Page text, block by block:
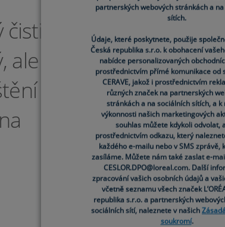
ale
a
partnerských webových stránkách a
sítích.
Údaje, které poskytnete, použije
Česká republika s.r.o. k obohacení
nabídce personalizovaných
prostřednictvím přímé komunikace od
CERAVE, jakož i prostřednictvím
různých značek na partnerských
stránkách a na sociálních sítích, a k
výkonnosti našich marketingových
souhlas můžete kdykoli odvolat,
prostřednictvím odkazu, který
každého e-mailu nebo v SMS zprávě,
zasíláme. Můžete nám také zaslat e-
CESLOR.DPO@loreal.com. Další
zpracování vašich osobních údajů a
včetně seznamu všech značek
republika s.r.o. a partnerských
sociálních sítí, naleznete v našich
soukromí.
partnerských webových stránkách a
sítích.
Údaje, které poskytnete, použije
Česká republika s.r.o. k obohacení
nabídce personalizovaných
prostřednictvím přímé komunikace od
CERAVE, jakož i prostřednictvím
různých značek na partnerských
stránkách a na sociálních sítích, a k
výkonnosti našich marketingových
souhlas můžete kdykoli odvolat,
prostřednictvím odkazu, který
každého e-mailu nebo v SMS zprávě,
zasíláme. Můžete nám také zaslat e-
CESLOR.DPO@loreal.com. Další
zpracování vašich osobních údajů a
včetně seznamu všech značek
republika s.r.o. a partnerských
sociálních sítí, naleznete v našich
soukromí.